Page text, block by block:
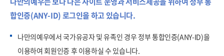
합인증(ANY-ID) 로그인을 하고 있습니다.
나만의예우에서 국가유공자 및 유족인 경우 정부 통합인증(ANY-ID)을
이용하여 회원인증 후 이용하실 수 있습니다.